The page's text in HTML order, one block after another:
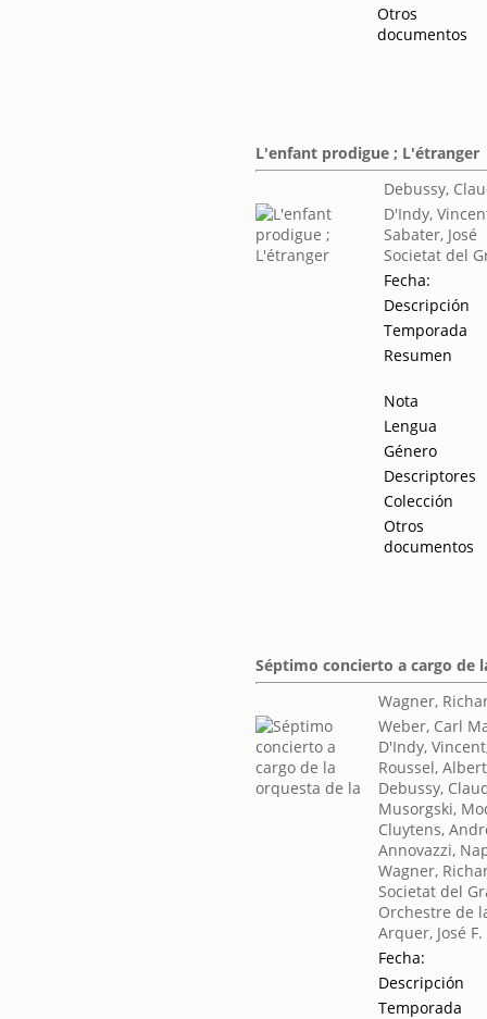
Otros
documentos
L'enfant prodigue ; L'étranger
Debussy,
D'Indy,
Sabater, José
Societat del
Fecha:
Descripción
Temporada
Resumen
Nota
Lengua
Género
Descriptores
Colección
Otros
documentos
Séptimo concierto a cargo de
Wagner,
Weber, Carl
D'Indy,
Roussel, Albert
Debussy,
Musorgski,
Cluytens,
Annovazzi,
Wagner,
Societat del
Orchestre de
Arquer, José F.
Fecha:
Descripción
Temporada